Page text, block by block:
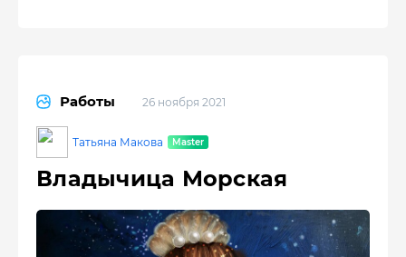
Работы 26 ноября 2021
Татьяна Макова
Владычица Морская